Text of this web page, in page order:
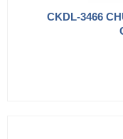
CKDL-3466